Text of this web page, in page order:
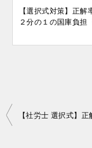
【選択式対策】正解
２分の１の国庫負担
投